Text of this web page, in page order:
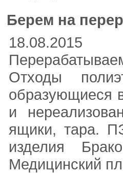
Берем на
18.08.2015
Отходы
образующиеся
и
ящики, тара.
изделия
Медицинский